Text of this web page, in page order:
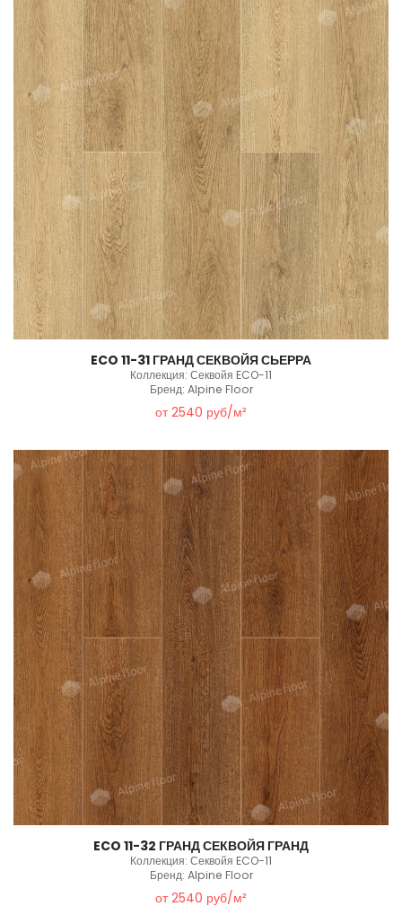
ECO 11-31 ГРАНД СЕКВОЙЯ СЬЕРРА
Коллекция: Секвойя ECO-11
Бренд: Alpine Floor
от 2540 руб/м²
ECO 11-32 ГРАНД СЕКВОЙЯ ГРАНД
Коллекция: Секвойя ECO-11
Бренд: Alpine Floor
от 2540 руб/м²